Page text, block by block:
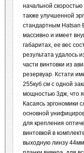
начальной
также улучшенной
стандартным Hatsan
массивно и имеет
габаритах, ее вес
результата удалось
части винтовки из
резервуар. Кстати
255куб.см с одной
мощностью 3дж, что
Касаясь эргономики
основной
для крепления
винтовкой в
выходную линзу